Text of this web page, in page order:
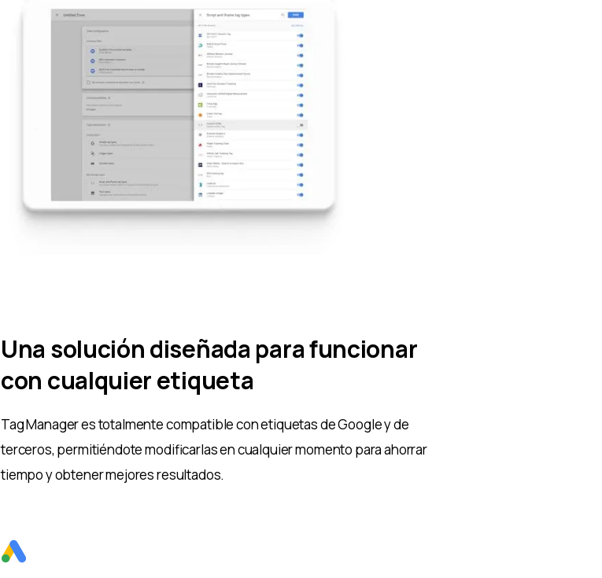
Una solución diseñada para funcionar
con cualquier etiqueta
Tag Manager es totalmente compatible con etiquetas de Google y de
terceros, permitiéndote modificarlas en cualquier momento para ahorrar
tiempo y obtener mejores resultados.